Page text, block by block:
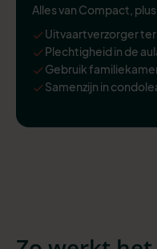
Alles van Compact,
Uitvaartverzorger
Plechtigheid in de
Gebruik
Samenzijn in